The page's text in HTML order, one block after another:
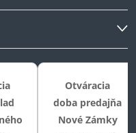
Otváracia
doba predajňa
Nové Zámky